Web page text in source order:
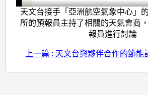
天文台接手「亞洲航空氣象中心」
所的預報員主持了相關的天氣會商
報員進行討論
上一篇 : 天文台與夥伴合作的節